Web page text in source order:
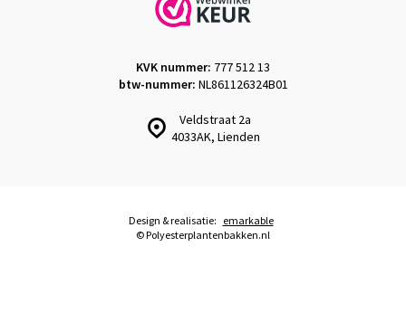
Veldstraat 2a
4033AK, Lienden
KVK nummer: 777 512 13
btw-nummer: NL861126324B01
© Polyesterplantenbakken.nl
Design & realisatie: emarkable